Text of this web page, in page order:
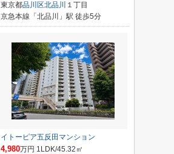
東京都品川区北品川 １丁目
京急本線「北品川」駅 徒歩5分
イトーピア五反田マンション
4,980万円 1LDK/45.32㎡